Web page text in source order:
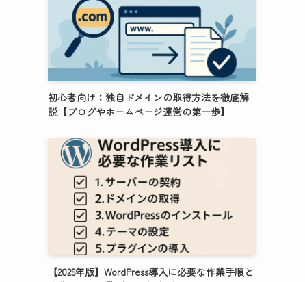
初心者向け：独自ドメインの取得方法を徹底解
説【ブログやホームページ運営の第一歩】
【2025年版】WordPress導入に必要な作業手順と